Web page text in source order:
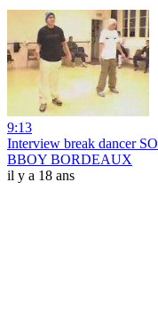
9:13
Interview break dancer
BBOY BORDEAUX
il y a 18 ans